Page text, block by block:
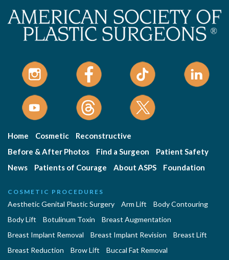
Home Cosmetic
Reconstructive
Before & After Photos
Find a Surgeon
Patient Safety
News
Patients of Courage About ASPS Foundation
COSMETIC PROCEDURES
Aesthetic Genital Plastic Surgery Arm Lift
Body Contouring
Body Lift
Botulinum Toxin
Breast Augmentation
Breast Implant Removal
Breast Implant Revision
Breast Lift
Breast Reduction
Brow Lift
Buccal Fat Removal